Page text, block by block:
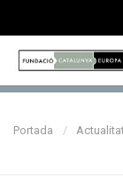
Portada